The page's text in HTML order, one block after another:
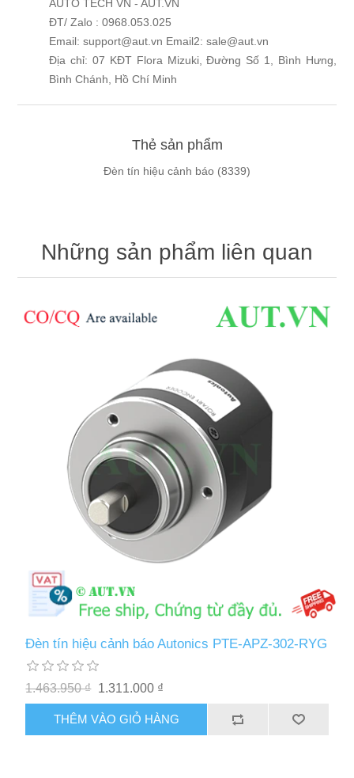
AUTO TECH VN - AUT.VN
ĐT/ Zalo : 0968.053.025
Email: support@aut.vn Email2: sale@aut.vn
Địa chỉ: 07 KĐT Flora Mizuki, Đường Số 1, Bình Hưng,
Bình Chánh, Hồ Chí Minh
Thẻ sản phẩm
Đèn tín hiệu cảnh báo (8339)
Những sản phẩm liên quan
Đèn tín hiệu cảnh báo Autonics PTE-APZ-302-RYG
1.463.950 ₫ 1.311.000 ₫
THÊM VÀO GIỎ HÀNG